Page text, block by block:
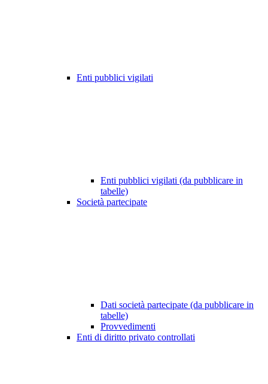
Enti pubblici vigilati
Enti pubblici vigilati (da pubblicare in
tabelle)
Società partecipate
Dati società partecipate (da pubblicare in
tabelle)
Provvedimenti
Enti di diritto privato controllati